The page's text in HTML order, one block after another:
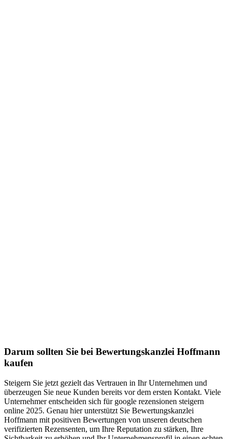
Darum sollten Sie bei Bewertungskanzlei Hoffmann
kaufen
Steigern Sie jetzt gezielt das Vertrauen in Ihr Unternehmen und
überzeugen Sie neue Kunden bereits vor dem ersten Kontakt. Viele
Unternehmer entscheiden sich für google rezensionen steigern
online 2025. Genau hier unterstützt Sie Bewertungskanzlei
Hoffmann mit positiven Bewertungen von unseren deutschen
verifizierten Rezensenten, um Ihre Reputation zu stärken, Ihre